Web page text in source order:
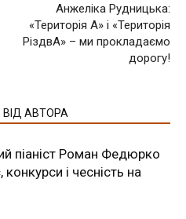
Анжеліка Рудницька:
«Територія А» і «Територія
РіздвА» – ми прокладаємо
дорогу!
ВІД АВТОРА
піаніст Роман Федюрко
конкурси і чесність на